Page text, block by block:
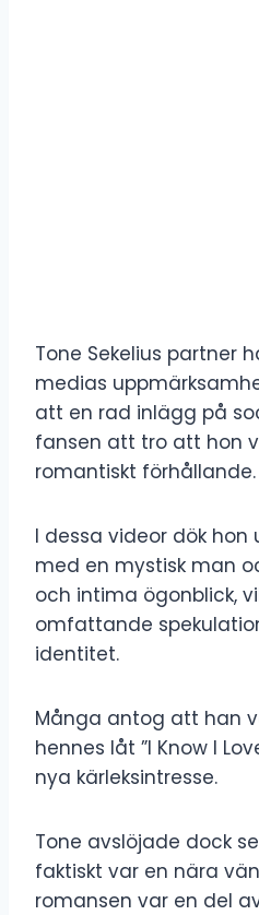
Tone Sekelius partner
medias
att en rad inlägg på
fansen att tro att hon
romantiskt förhållande.
I dessa videor dök
med en mystisk man
och intima ögonblick,
omfattande
identitet.
Många antog att han
hennes låt ”I Know I
nya kärleksintresse.
Tone avslöjade dock
faktiskt var en nära
romansen var en del